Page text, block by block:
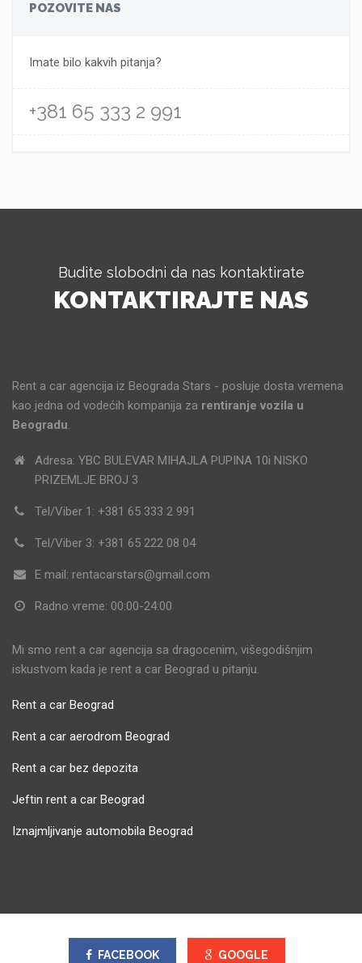
POZOVITE NAS
Imate bilo kakvih pitanja?
+381 65 333 2 991
Budite slobodni da nas kontaktirate
KONTAKTIRAJTE NAS
Rent a car agencija iz Beograda Stars - posluje dosta vremena
kao jedna od vodećih kompanija za rentiranje vozila u
Beogradu.
Adresa: YBC BULEVAR MIHAJLA PUPINA 10i NISKO
PRIZEMLJE BROJ 3
Tel/Viber 1: +381 65 333 2 991
Tel/Viber 3: +381 65 222 08 04
E mail: rentacarstars@gmail.com
Radno vreme: 00:00-24:00
Mi smo rent a car agencija sa dragocenim, višegodišnjim
iskustvom kada je rent a car Beograd u pitanju.
Rent a car Beograd
Rent a car aerodrom Beograd
Rent a car bez depozita
Jeftin rent a car Beograd
Iznajmljivanje automobila Beograd
FACEBOOK GOOGLE